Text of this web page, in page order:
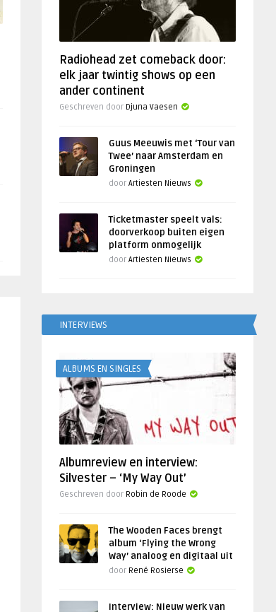
Radiohead zet comeback door:
elk jaar twintig shows op een
ander continent
Geschreven door Djuna Vaesen
Guus Meeuwis met ‘Tour van
Twee’ naar Amsterdam en
Groningen
door Artiesten Nieuws
Ticketmaster speelt vals:
doorverkoop buiten eigen
platform onmogelijk
door Artiesten Nieuws
INTERVIEWS
ALBUMS EN SINGLES
Albumreview en interview:
Silvester – ‘My Way Out’
Geschreven door Robin de Roode
The Wooden Faces brengt
album ‘Flying the Wrong
Way’ analoog en digitaal uit
door René Rosierse
Interview: Nieuw werk van